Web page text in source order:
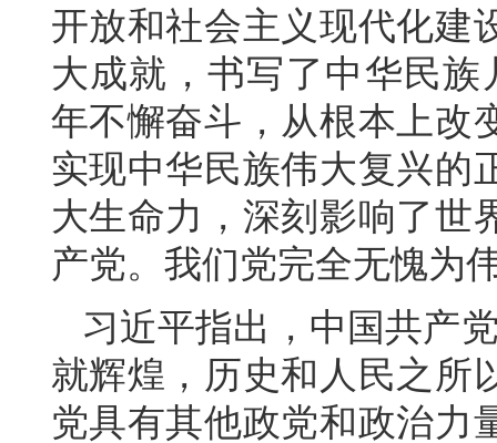
开放和社会主义现代化建
大成就，书写了中华民
年不懈奋斗，从根本上改
实现中华民族伟大复兴的
大生命力，深刻影响了世
产党。我们党完全无愧为
习近平指出，中国共产
就辉煌，历史和人民之所
党具有其他政党和政治力